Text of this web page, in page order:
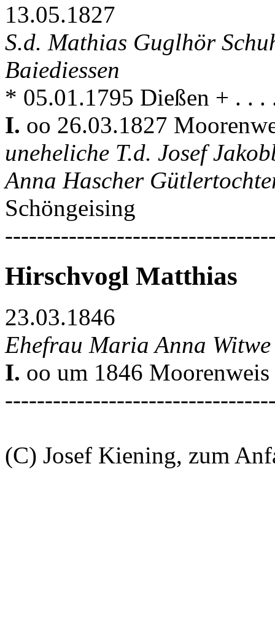
13.05.1827
S.d. Mathias Guglhör
Baiediessen
* 05.01.1795 Dießen + . . .
I. oo 26.03.1827
uneheliche T.d. Josef
Anna Hascher
Schöngeising
Hirschvogl Matthias
23.03.1846
Ehefrau Maria Anna
I. oo um 1846 Moorenweis
(C) Josef Kiening, zum